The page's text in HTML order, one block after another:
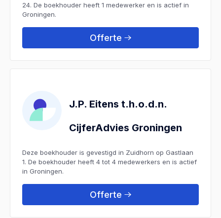
24. De boekhouder heeft 1 medewerker en is actief in
Groningen.
Offerte
J.P. Eitens t.h.o.d.n.
CijferAdvies Groningen
Deze boekhouder is gevestigd in Zuidhorn op Gastlaan
1. De boekhouder heeft 4 tot 4 medewerkers en is actief
in Groningen.
Offerte